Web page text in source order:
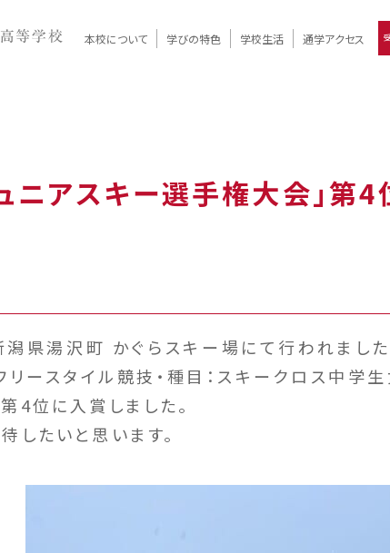
本校について 学びの特色 学校生活 通学アクセス
ニアスキー選手権大会」第4
潟県湯沢町 かぐらスキー場にて行われまし
ースタイル競技・種目：スキークロス中学
4位に入賞しました。
したいと思います。